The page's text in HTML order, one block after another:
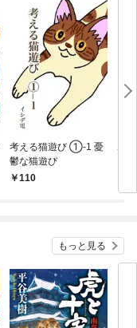
考える猫遊び ①-1 憂
鬱な猫遊び
110
ポ
もっと見る